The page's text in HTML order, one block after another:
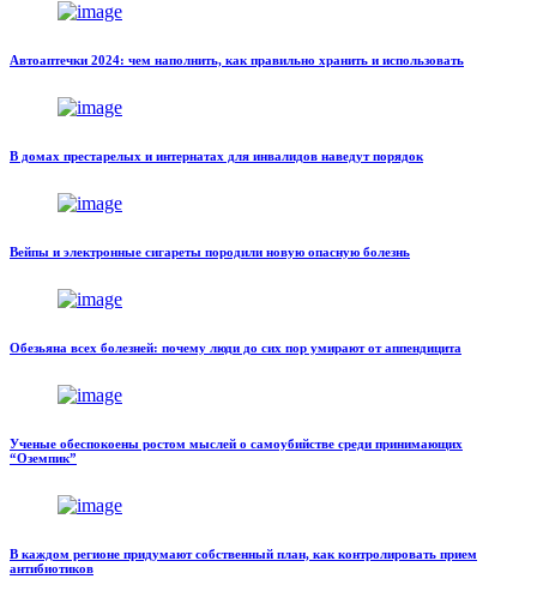
Автоаптечки 2024: чем наполнить, как правильно хранить и использовать
В домах престарелых и интернатах для инвалидов наведут порядок
Вейпы и электронные сигареты породили новую опасную болезнь
Обезьяна всех болезней: почему люди до сих пор умирают от аппендицита
Ученые обеспокоены ростом мыслей о самоубийстве среди принимающих
“Оземпик”
В каждом регионе придумают собственный план, как контролировать прием
антибиотиков